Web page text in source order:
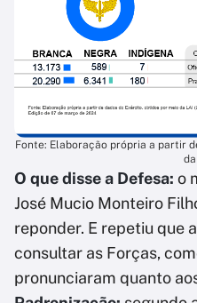
Fonte: Elaboração própria a partir
O que disse a Defesa: o
José Mucio Monteiro
reponder. E repetiu que
consultar as Forças,
pronunciaram quanto